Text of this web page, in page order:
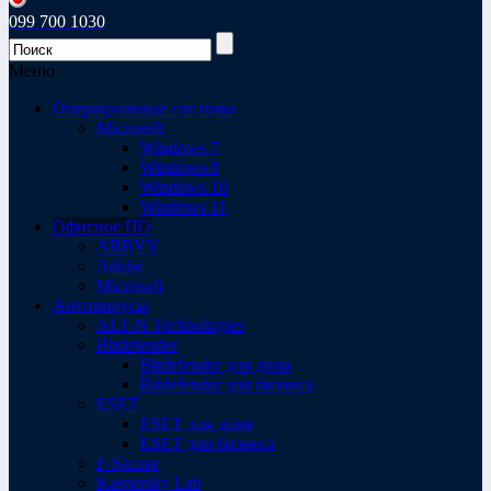
099 700 1030
Меню
Операционные системы
Microsoft
Windows 7
Windows 8
Windows 10
Windows 11
Офисное ПО
ABBYY
Adobe
Microsoft
Антивирусы
ALT-N Technologies
Bitdefender
Bitdefender для дома
Bitdefender для бизнеса
ESET
ESET для дома
ESET для бизнеса
F-Secure
Kaspersky Lab